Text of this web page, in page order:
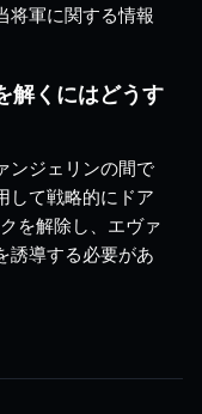
将軍に関する情報
解くにはどうす
ンジェリンの間で
して戦略的にドア
を解除し、エヴァ
誘導する必要があ